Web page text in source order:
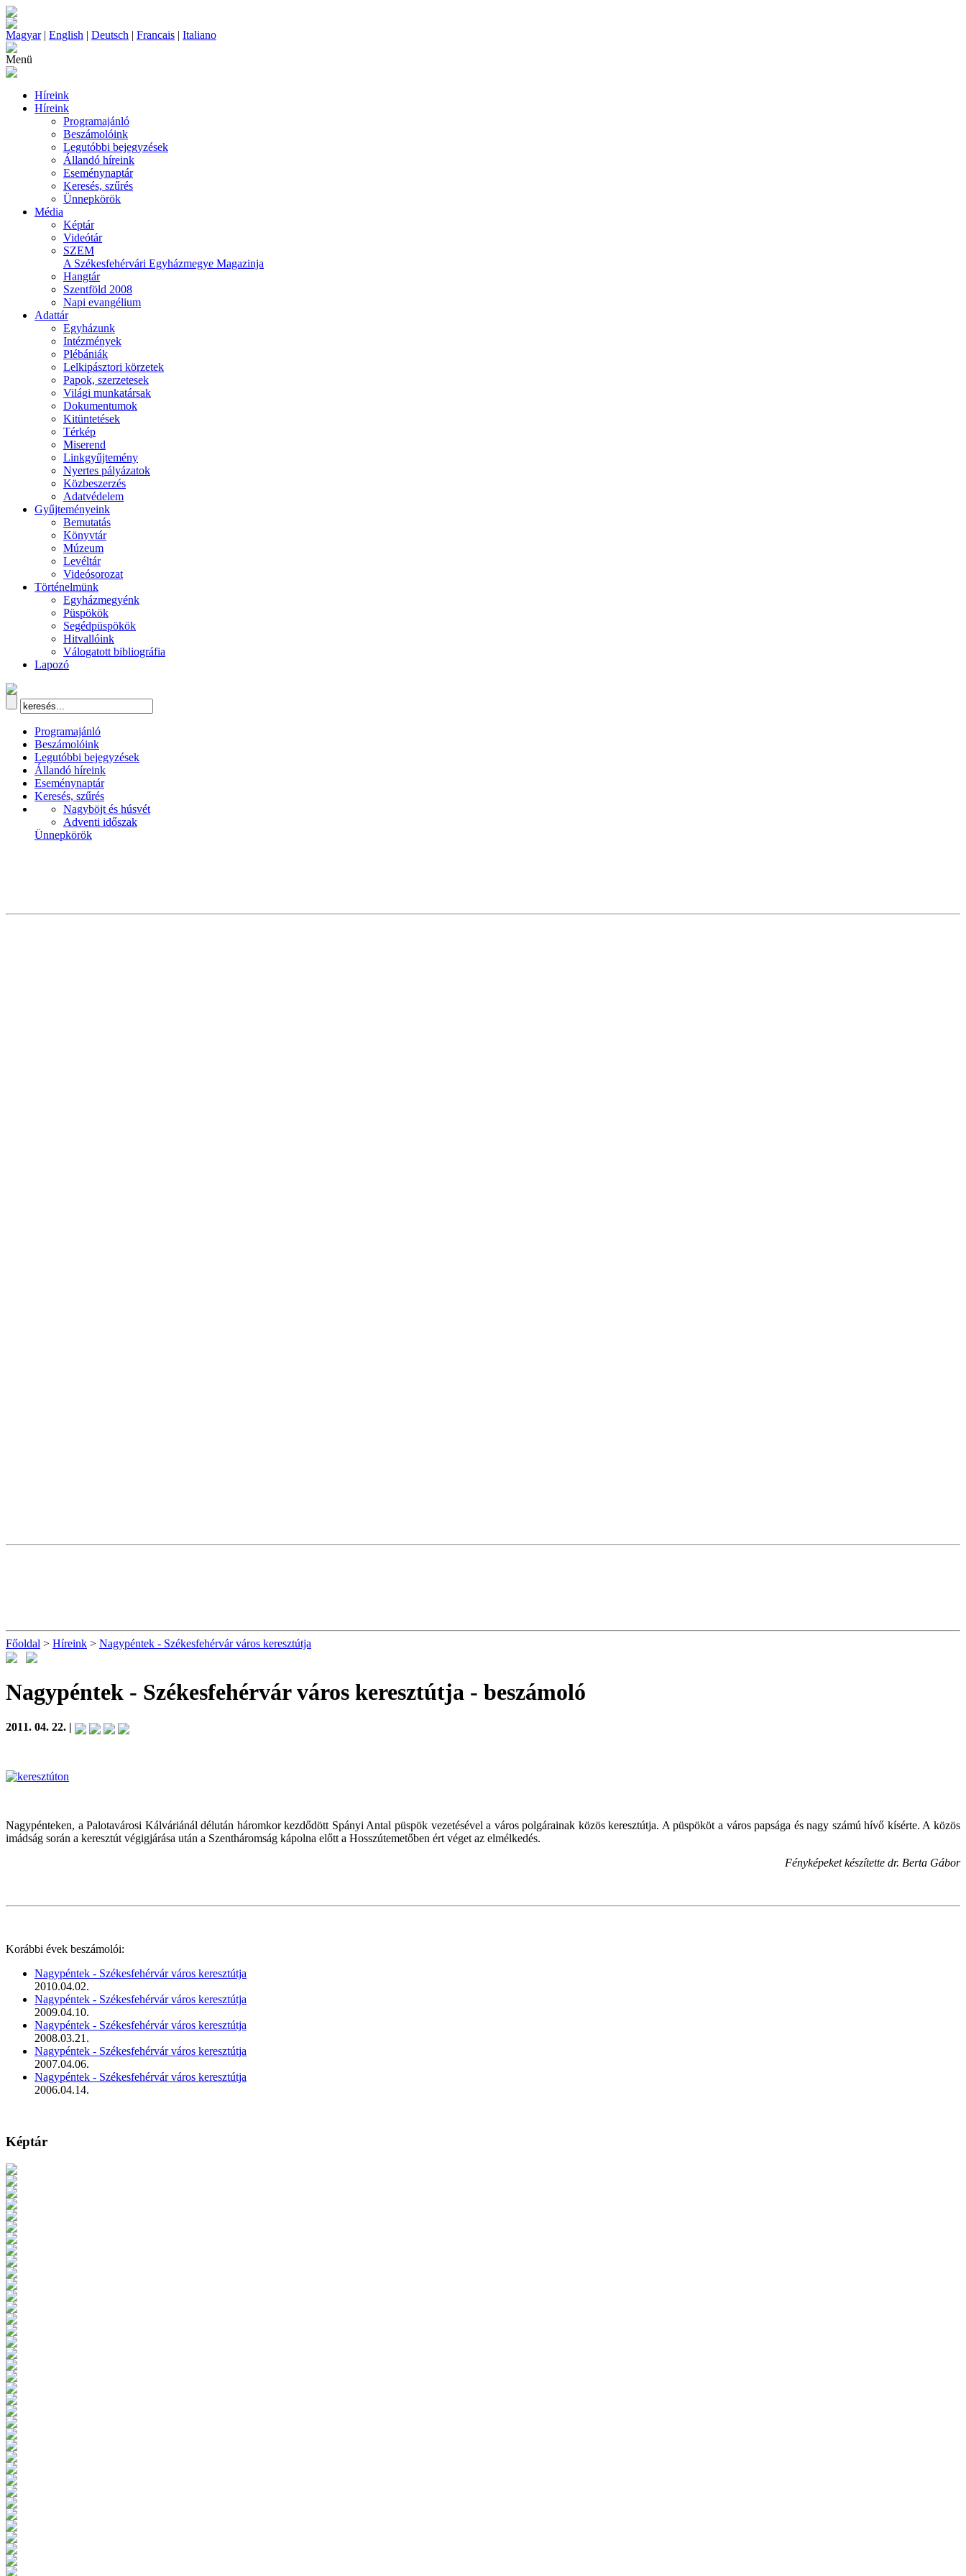
Magyar| English | Deutsch | Francais | Italiano
Menü
Híreink
Híreink
Programajánló
Beszámolóink
Legutóbbi bejegyzések
Állandó híreink
Eseménynaptár
Keresés, szűrés
Ünnepkörök
Média
Képtár
Videótár
SZEM
A Székesfehérvári Egyházmegye Magazinja
Hangtár
Szentföld 2008
Napi evangélium
Adattár
Egyházunk
Intézmények
Plébániák
Lelkipásztori körzetek
Papok, szerzetesek
Világi munkatársak
Dokumentumok
Kitüntetések
Térkép
Miserend
Linkgyűjtemény
Nyertes pályázatok
Közbeszerzés
Adatvédelem
Gyűjteményeink
Bemutatás
Könyvtár
Múzeum
Levéltár
Videósorozat
Történelmünk
Egyházmegyénk
Püspökök
Segédpüspökök
Hitvallóink
Válogatott bibliográfia
Lapozó
Programajánló
Beszámolóink
Legutóbbi bejegyzések
Állandó híreink
Eseménynaptár
Keresés, szűrés
Nagyböjt és húsvét
Adventi időszak
Ünnepkörök
Főoldal > Híreink > Nagypéntek - Székesfehérvár város keresztútja
Nagypéntek - Székesfehérvár város keresztútja - beszámoló
2011. 04. 22. |
Nagypénteken, a Palotavárosi Kálváriánál délután háromkor kezdődött Spányi Antal püspök vezetésével a város polgárainak közös keresztútja. A püspököt a város papsága és nagy számú hívő kísérte. A közös
imádság során a keresztút végigjárása után a Szentháromság kápolna előtt a Hosszútemetőben ért véget az elmélkedés.
Fényképeket készítette dr. Berta Gábor
Korábbi évek beszámolói:
Nagypéntek - Székesfehérvár város keresztútja
2010.04.02.
Nagypéntek - Székesfehérvár város keresztútja
2009.04.10.
Nagypéntek - Székesfehérvár város keresztútja
2008.03.21.
Nagypéntek - Székesfehérvár város keresztútja
2007.04.06.
Nagypéntek - Székesfehérvár város keresztútja
2006.04.14.
Képtár